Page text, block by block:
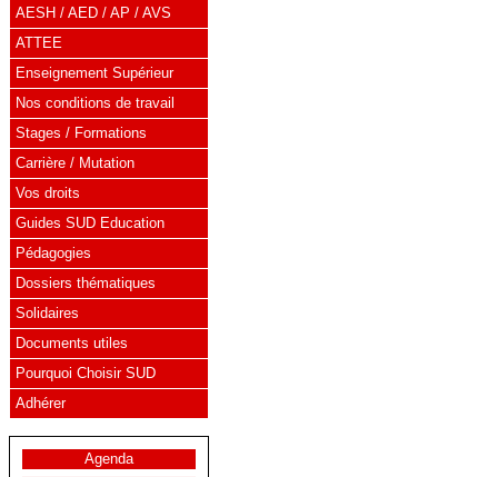
AESH / AED / AP / AVS
ATTEE
Enseignement Supérieur
Nos conditions de travail
Stages / Formations
Carrière / Mutation
Vos droits
Guides SUD Education
Pédagogies
Dossiers thématiques
Solidaires
Documents utiles
Pourquoi Choisir SUD
Adhérer
Agenda